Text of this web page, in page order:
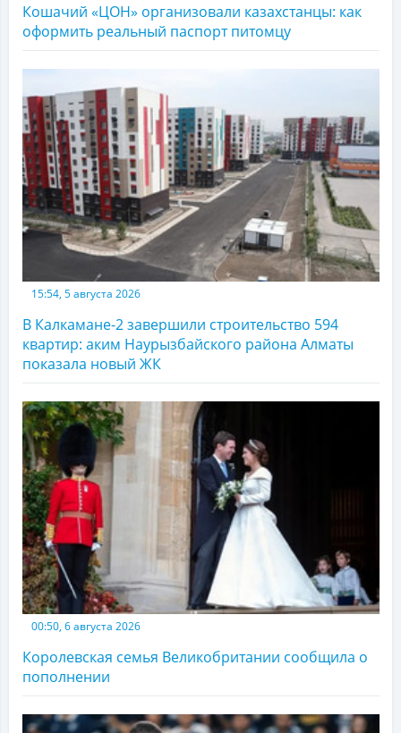
Кошачий «ЦОН» организовали казахстанцы: как
оформить реальный паспорт питомцу
15:54, 5 августа 2026
В Калкамане-2 завершили строительство 594
квартир: аким Наурызбайского района Алматы
показала новый ЖК
00:50, 6 августа 2026
Королевская семья Великобритании сообщила о
пополнении